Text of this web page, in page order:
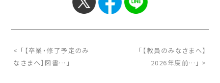
< 「【卒業・修了予定のみ
なさまへ】図書…」
「【教員のみなさまへ】
2026年度前…」 >